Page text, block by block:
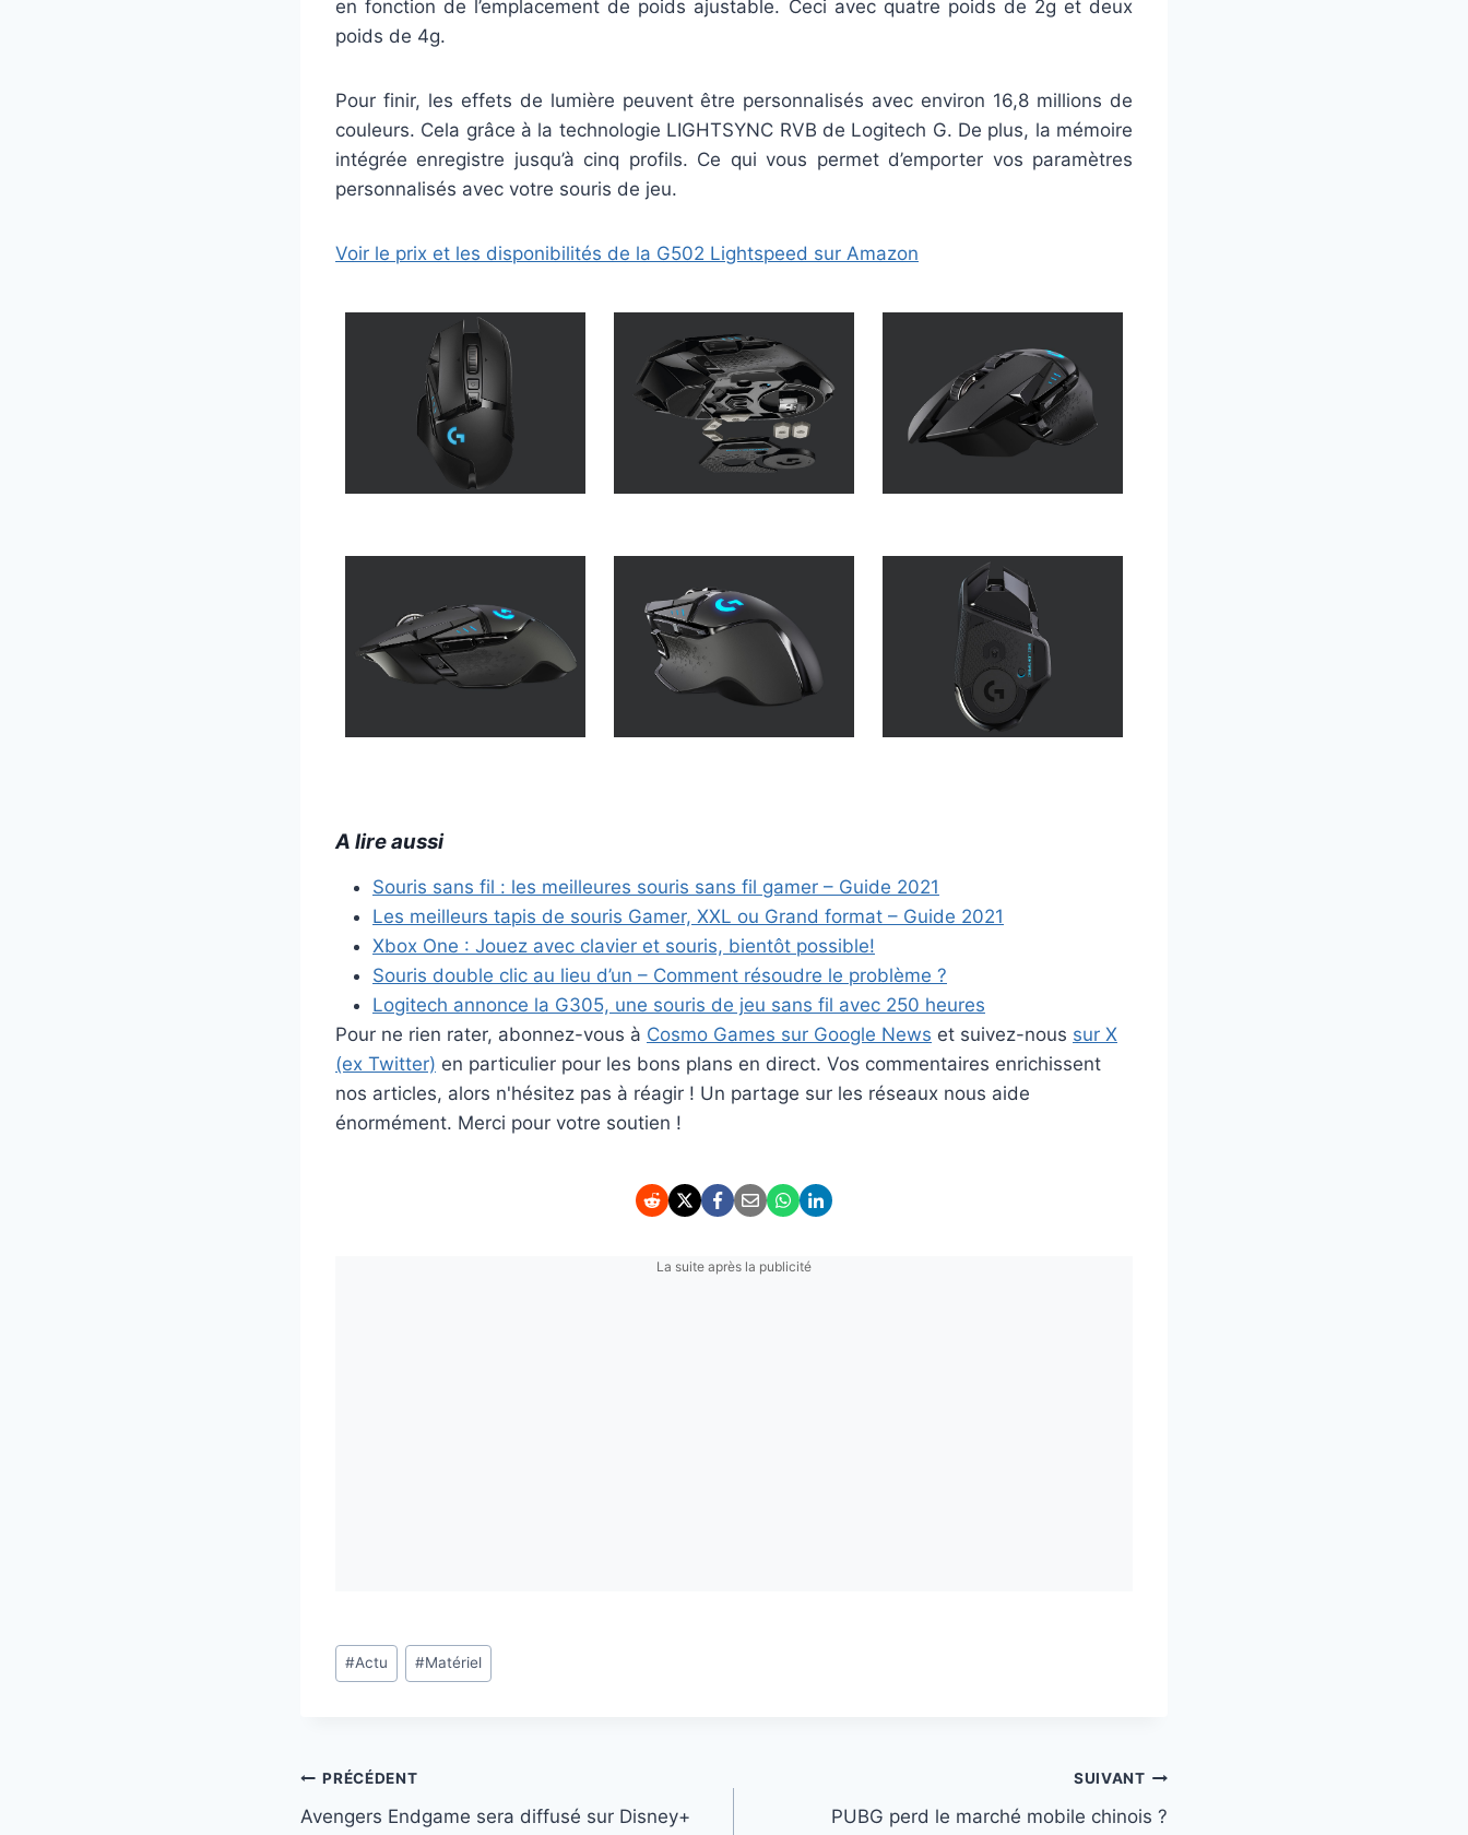
en fonction de l’emplacement de poids ajustable. Ceci avec quatre poids de 2g et deux
poids de 4g.
Pour finir, les effets de lumière peuvent être personnalisés avec environ 16,8 millions de
couleurs. Cela grâce à la technologie LIGHTSYNC RVB de Logitech G. De plus, la mémoire
intégrée enregistre jusqu’à cinq profils. Ce qui vous permet d’emporter vos paramètres
personnalisés avec votre souris de jeu.
Voir le prix et les disponibilités de la G502 Lightspeed sur Amazon
A lire aussi
Souris sans fil : les meilleures souris sans fil gamer – Guide 2021
Les meilleurs tapis de souris Gamer, XXL ou Grand format – Guide 2021
Xbox One : Jouez avec clavier et souris, bientôt possible!
Souris double clic au lieu d’un – Comment résoudre le problème ?
Logitech annonce la G305, une souris de jeu sans fil avec 250 heures
Pour ne rien rater, abonnez-vous à Cosmo Games sur Google News et suivez-nous sur X
(ex Twitter) en particulier pour les bons plans en direct. Vos commentaires enrichissent
nos articles, alors n'hésitez pas à réagir ! Un partage sur les réseaux nous aide
énormément. Merci pour votre soutien !
La suite après la publicité
Étiquettes
de
#Actu #Matériel
Navigation
PRÉCÉDENT
Avengers Endgame sera diffusé sur Disney+
SUIVANT
PUBG perd le marché mobile chinois ?